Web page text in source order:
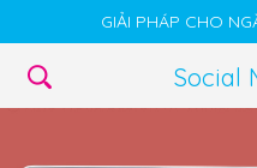
GIẢI PHÁP CHO
Social